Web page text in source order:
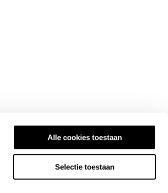
Alle cookies toestaan
Selectie toestaan